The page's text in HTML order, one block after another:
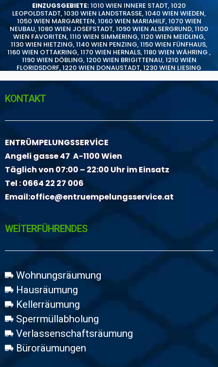
EINZUGSGEBIETE:1010 WIEN INNERE STADT,1020
LEOPOLDSTADT,1030 WIEN LANDSTRASSE,1040 WIEN WIEDEN,
1050 WIEN MARGARETEN,1060 WIEN MARIAHILF,1070 WIEN
NEUBAU,1080 WIEN JOSEFSTADT,1090 WIEN ALSERGRUND,1100
WIEN FAVORITEN,1110 WIEN SIMMERING,1120 WIEN MEIDLING,
1130 WIEN HIETZING,1140 WIEN PENZING,1150 WIEN FÜNFHAUS,
1160 WIEN OTTAKRING,1170 WIEN HERNALS,1180 WIEN WÄHRING ,
1190 WIEN DÖBLING,1200 WIEN BRIGITTENAU,1210 WIEN
FLORIDSDORF,1220 WIEN DONAUSTADT,1230 WIEN LIESING
KONTAKT
ENTRÜMPELUNGSSERVİCE
Angeli gasse 47 A-1100 Wien
Täglich von 07:00 – 22:00 Uhr im Einsatz
Tel :0664 22 27 006
Email:office@entruempelungsservice.at
WEİTERFÜHRENDES
Wohnungsräumung
Hausräumung
Kellerräumung
Sperrmüllabholung
Verlassenschaftsräumung
Büroräumungen